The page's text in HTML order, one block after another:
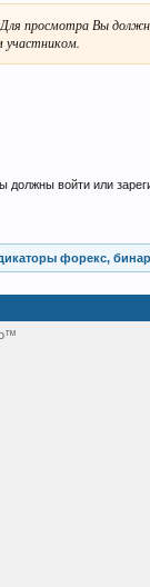
просмотра Вы
участником.
должны войти или
форекс,